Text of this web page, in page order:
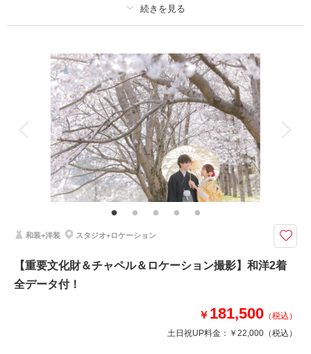
相談予約する
来店・オンライン
撮影日の空き
を確認する
撮影料 新婦衣装3着 新郎衣装3着
着付け ヘアメイク 小物一式
アルバム データ 150 カット 台紙付写真
衣装追加 会食 挙式
家族と撮影 家族用衣装レンタル ペットと撮影
その他含むもの
アクセサリー、ブーケ等
チャペルも重要文化財もロケーションも！すべてが叶うお得プラン
桜・新緑・紅葉とどの季節も楽しめる7000坪のロケーションと重要文化財
での撮影が可能なプラン。衣装、小物、新婦ヘアセット・メイク、お2人の
着付、撮影全データ付（150カット以上）衣装は組み合わせ自由なので、和
装でも洋装でもそれぞれ3着お選びいただけます！
2023年5月12日
和装+洋装 スタジオ+ロケーション
【重要文化財＆チャペル＆ロケーション撮影】和洋2着
全データ付！
￥ 181,500 （税込）
土日祝UP料金： ￥22,000 （税込）